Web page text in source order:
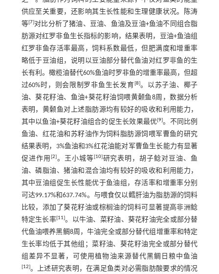
供应至关重要，还影响其生长性能和生理健康状况。陈涛
等[7]对比分析了猪油、豆油、鱼油及豆油+鱼油不同组合脂
肪源对红罗非鱼生长指标的影响，结果表明，豆油+鱼油组
红罗非鱼存活率最高，饲料系数最低，但肥满度和增重率
略低于豆油组，说明以豆油部分替代鱼油对红罗非鱼的生
长有利。橄榄油替代60%鱼油时罗非鱼的增重率最高，但超
过60%时，则会限制罗非鱼生长发育 [8]。以苏子油、椰子
油、葵花籽油、鱼油+葵花籽油饲喂黄颡鱼8周，数据分析
表明，黄颡鱼对上述脂肪源均有较好的吸收和利用能力，
其中以鱼油+葵花籽油组合的促生长效果最优[9]。不同比例
鱼油、红花油和苏籽油作为饲料脂肪源饲喂军曹鱼的研究
结果表明，3%鱼油和3%红花油能对军曹鱼生长能力有显著
促进作用 [2]。王小城等[10]研究表明，胡子鲶对豆油、鱼
油、磷脂油、猪油和混合油均有较好的吸收和利用能力，
其中豆油组促生长性能优于鱼油组，存活率和增重率分别
可达99.17%和637.74%。与喂食仅以鳕肝油为脂肪源的饲料
比较，添加了葵花籽油或棕榈油的饲料可显著提高非洲鲶
特定生长率[11]。以牛油、菜籽油、葵花籽油完全或部分替
代鱼油喂养黑鲷8周，牛油完全或部分替代组增重率和特定
生长率均低于其他组；菜籽油、葵花籽油完全或部分替代
组差异不显著，可使用植物油来源替代黑鲷日粮中鱼油
[12]。上述研究表明，在满足鱼类对必需脂肪酸要求的情况